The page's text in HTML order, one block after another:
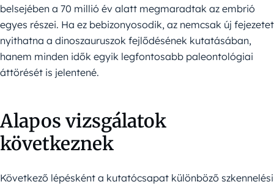
belsejében a 70 millió év alatt megmaradtak az embrió
egyes részei. Ha ez bebizonyosodik, az nemcsak új fejezetet
nyithatna a dinoszauruszok fejlődésének kutatásában,
hanem minden idők egyik legfontosabb paleontológiai
áttörését is jelentené.
Alapos vizsgálatok
következnek
Következő lépésként a kutatócsapat különböző szkennelési